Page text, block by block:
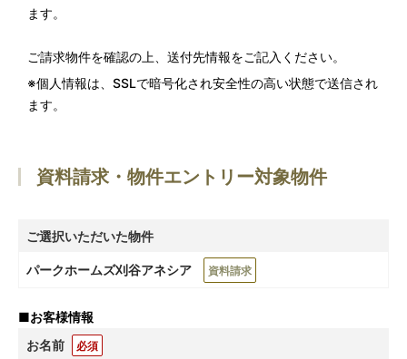
ます。
ご請求物件を確認の上、送付先情報をご記入ください。
※個人情報は、SSLで暗号化され安全性の高い状態で送信され
ます。
資料請求・物件エントリー対象物件
ご選択いただいた物件
パークホームズ刈谷アネシア 資料請求
■お客様情報
お名前
必須